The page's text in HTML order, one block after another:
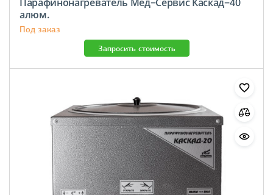
алюм.
Под заказ
Запросить стоимость